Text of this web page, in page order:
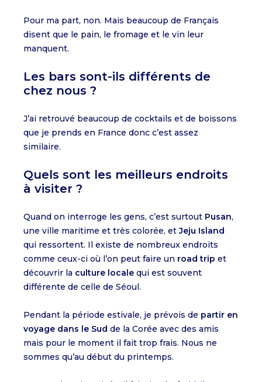
Pour ma part, non. Mais beaucoup de Français
disent que le pain, le fromage et le vin leur
manquent.
Les bars sont-ils différents de
chez nous ?
J’ai retrouvé beaucoup de cocktails et de boissons
que je prends en France donc c’est assez
similaire.
Quels sont les meilleurs endroits
à visiter ?
Quand on interroge les gens, c’est surtout Pusan,
une ville maritime et très colorée, etJeju Island
qui ressortent. Il existe de nombreux endroits
comme ceux-ci où l’on peut faire un road trip et
découvrir la culture locale qui est souvent
différente de celle de Séoul.
Pendant la période estivale, je prévois de partir en
voyage dans le Sud de la Corée avec des amis
mais pour le moment il fait trop frais. Nous ne
sommes qu’au début du printemps.